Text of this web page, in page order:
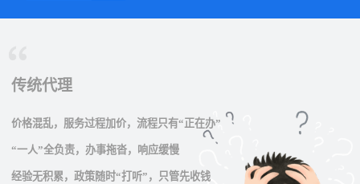
传统代理
价格混乱，服务过程加价，流程只有“正在办”
“一人”全负责，办事拖沓，响应缓慢
经验无积累，政策随时“打听”，只管先收钱